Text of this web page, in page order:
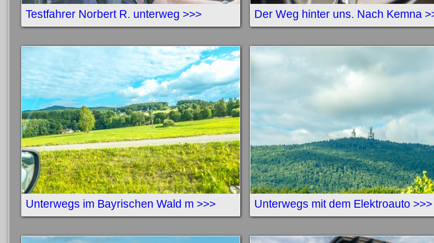
Testfahrer Norbert R. unterweg >>> Der Weg hinter uns. Nach Kemna
Unterwegs im Bayrischen Wald m >>> Unterwegs mit dem Elektroauto >>>